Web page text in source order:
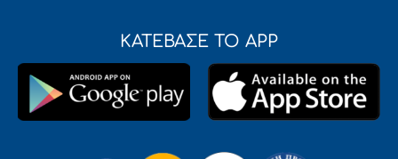
ΚΑΤΕΒΑΣΕ ΤΟ APP